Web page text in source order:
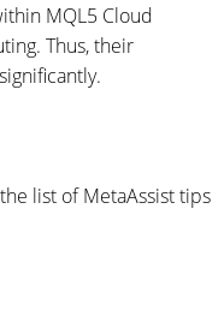
MQL5 Cloud
Thus, their
list of MetaAssist tips